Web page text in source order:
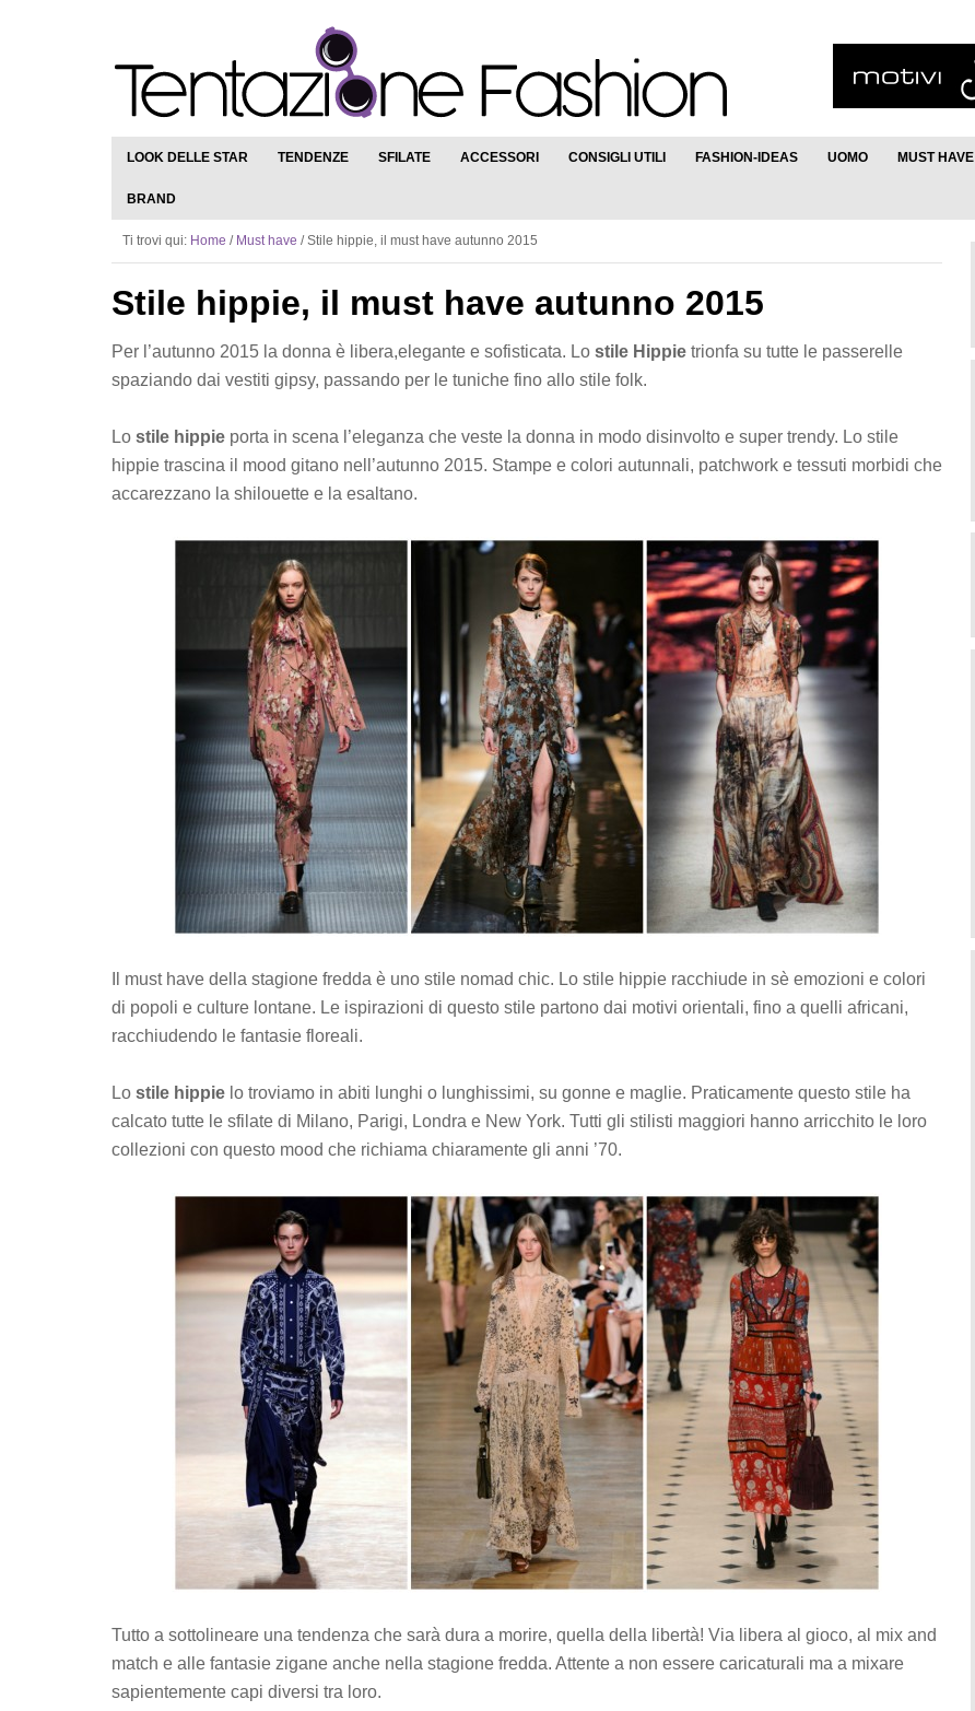
LOOK DELLE STAR TENDENZE SFILATE ACCESSORI CONSIGLI UTILI FASHION-IDEAS UOMO MUST HAVE
BRAND
Ti trovi qui: Home / Must have /Stile hippie, il must have autunno 2015
Stile hippie, il must have autunno 2015
Per l’autunno 2015 la donna è libera,elegante e sofisticata. Lo stile Hippie trionfa su tutte le passerelle
spaziando dai vestiti gipsy, passando per le tuniche fino allo stile folk.
Lo stile hippie porta in scena l’eleganza che veste la donna in modo disinvolto e super trendy. Lo stile
hippie trascina il mood gitano nell’autunno 2015. Stampe e colori autunnali, patchwork e tessuti morbidi che
accarezzano la shilouette e la esaltano.
Il must have della stagione fredda è uno stile nomad chic. Lo stile hippie racchiude in sè emozioni e colori
di popoli e culture lontane. Le ispirazioni di questo stile partono dai motivi orientali, fino a quelli africani,
racchiudendo le fantasie floreali.
Lo stile hippie lo troviamo in abiti lunghi o lunghissimi, su gonne e maglie. Praticamente questo stile ha
calcato tutte le sfilate di Milano, Parigi, Londra e New York. Tutti gli stilisti maggiori hanno arricchito le loro
collezioni con questo mood che richiama chiaramente gli anni ’70.
Tutto a sottolineare una tendenza che sarà dura a morire, quella della libertà! Via libera al gioco, al mix and
match e alle fantasie zigane anche nella stagione fredda. Attente a non essere caricaturali ma a mixare
sapientemente capi diversi tra loro.